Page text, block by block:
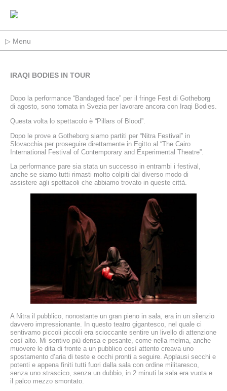
▷ Menu
IRAQI BODIES IN TOUR
Dopo la performance “Bandaged face” per il fringe Fest di Gotheborg
di agosto, sono tornata in Svezia per lavorare ancora con Iraqi Bodies.
Questa volta lo spettacolo è “Pillars of Blood”.
Dopo le prove a Gotheborg siamo partiti per “Nitra Festival” in
Slovacchia per proseguire direttamente in Egitto al “The Cairo
International Festival of Contemporary and Experimental Theatre”.
La performance pare sia stata un successo in entrambi i festival,
anche se siamo tutti rimasti molto colpiti dal diverso modo di
assistere agli spettacoli che abbiamo trovato in queste città.
A Nitra il pubblico, nonostante un gran pieno in sala, era in un silenzio
davvero impressionante. In questo teatro gigantesco, nel quale ci
sentivamo piccoli piccoli era scioccante sentire un livello di attenzione
così alto. Mi sentivo più densa e pesante, come nella melma, anche
muovere le dita di fronte a un pubblico così attento creava uno
spostamento d’aria di teste e occhi pronti a seguire. Applausi secchi e
potenti e appena finiti tutti fuori dalla sala con ordine militaresco,
senza uno strascico, senza un dubbio, in 2 minuti la sala era vuota e
il palco mezzo smontato.